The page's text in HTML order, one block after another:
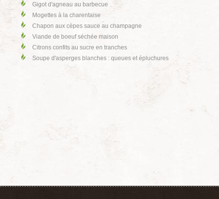
Gigot d'agneau au barbecue
Mogettes à la charentaise
Chapon aux cèpes sauce au champagne
Viande de boeuf séchée maison
Citrons confits au sucre en tranches
Soupe d'asperges blanches : queues et épluchures